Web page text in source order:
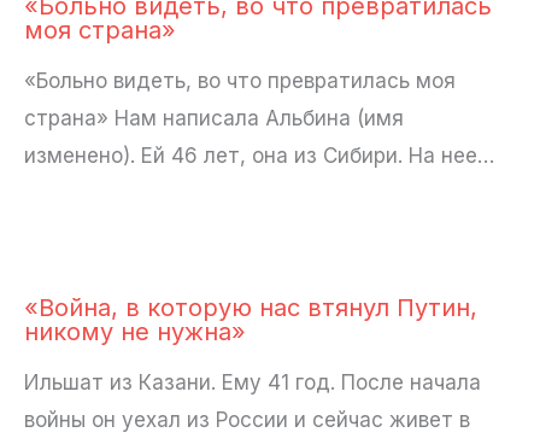
«Больно видеть, во что превратилась
моя страна»
«Больно видеть, во что превратилась моя
страна» Нам написала Альбина (имя
изменено). Ей 46 лет, она из Сибири. На нее…
«Война, в которую нас втянул Путин,
никому не нужна»
Ильшат из Казани. Ему 41 год. После начала
войны он уехал из России и сейчас живет в